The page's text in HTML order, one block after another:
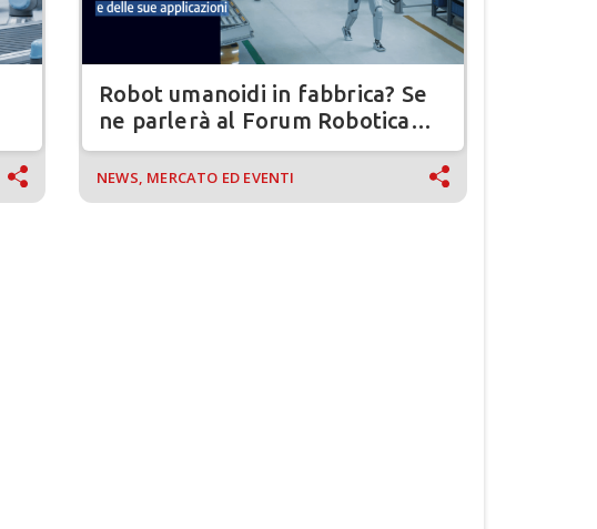
Robot umanoidi in fabbrica? Se
ne parlerà al Forum Robotica
Innovativa 2026
NEWS, MERCATO ED EVENTI